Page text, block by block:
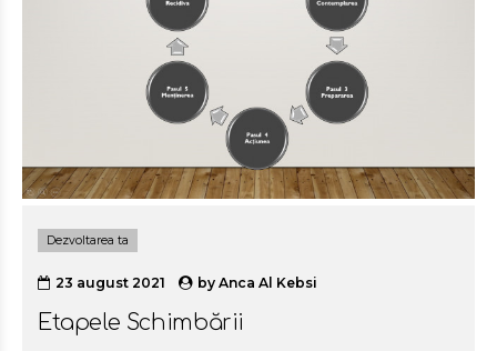
Dezvoltarea ta
23 august 2021 byAnca Al Kebsi
Etapele Schimbării